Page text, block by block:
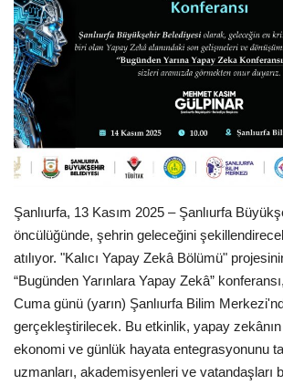
Gündem
Tekno Bilim
Ekonomi
Siyaset
Galeriler
Yaşam
Künye
Sağlık
Şanlıurfa, 13 Kasım 2025 – Şanlıurfa
öncülüğünde, şehrin geleceğini
atılıyor. "Kalıcı Yapay Zekâ Bölümü"
“Bugünden Yarınlara Yapay Zekâ” konferansı,
Cuma günü (yarın) Şanlıurfa Bilim
gerçekleştirilecek. Bu etkinlik, yapay
ekonomi ve günlük hayata entegrasyonunu
uzmanları, akademisyenleri ve vatandaşları